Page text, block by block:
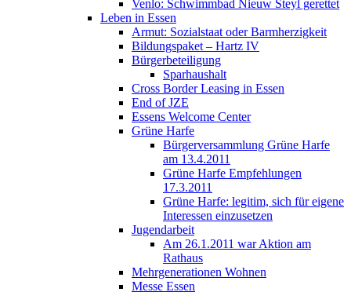
Venlo: Schwimmbad Nieuw Steyl gerettet
Leben in Essen
Armut: Sozialstaat oder Barmherzigkeit
Bildungspaket – Hartz IV
Bürgerbeteiligung
Sparhaushalt
Cross Border Leasing in Essen
End of JZE
Essens Welcome Center
Grüne Harfe
Bürgerversammlung Grüne Harfe
am 13.4.2011
Grüne Harfe Empfehlungen
17.3.2011
Grüne Harfe: legitim, sich für eigene
Interessen einzusetzen
Jugendarbeit
Am 26.1.2011 war Aktion am
Rathaus
Mehrgenerationen Wohnen
Messe Essen